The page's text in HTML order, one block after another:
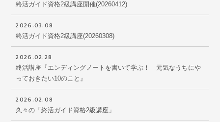
終活ガイド資格2級講座開催(20260412)
2026.03.08
終活ガイド資格2級講座(20260308)
2026.02.28
終活講座『エンディングノートを書いて学ぶ！ 元気なうちにや
っておきたい10のこと』
2026.02.08
久々の「終活ガイド資格2級講座」